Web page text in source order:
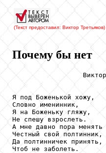
(Текст предоставил: Виктор Третьяков)
Почему бы нет
Я под Боженькой хожу,
Словно именинник,
Я на Боженьку гляжу,
Не спешу взрослеть.
А мне давно пора менять
Честный свой полтинник,
Да полтинничек принять,
Чтоб не заболеть.